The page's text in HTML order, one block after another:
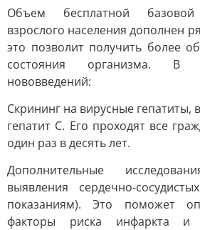
Объем бесплатной базовой
взрослого населения дополнен
это позволит получить более
состояния организма. В
нововведений:
Скрининг на вирусные гепатиты,
гепатит C. Его проходят все
один раз в десять лет.
Дополнительные
выявления сердечно-
показаниям). Это поможет
факторы риска инфаркта и